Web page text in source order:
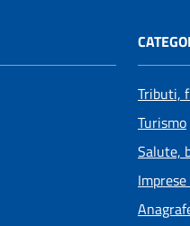
Tributi,
Turismo
Salute,